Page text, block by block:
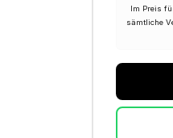
Im Preis
sämtliche